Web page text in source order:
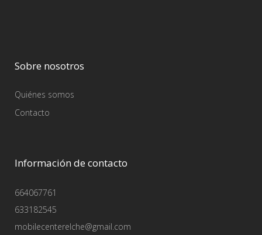
Sobre nosotros
Quiénes somos
Contacto
Información de contacto
664067761
633182545
mobilecenterelche@gmail.com